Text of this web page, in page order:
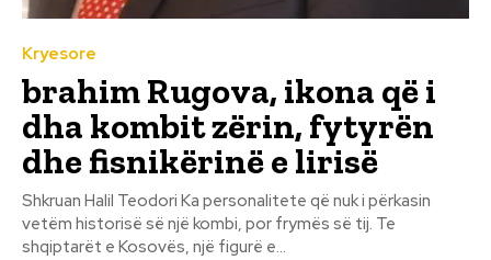
Kryesore
brahim Rugova, ikona që i
dha kombit zërin, fytyrën
dhe fisnikërinë e lirisë
Shkruan Halil Teodori Ka personalitete që nuk i përkasin
vetëm historisë së një kombi, por frymës së tij. Te
shqiptarët e Kosovës, një figurë e...